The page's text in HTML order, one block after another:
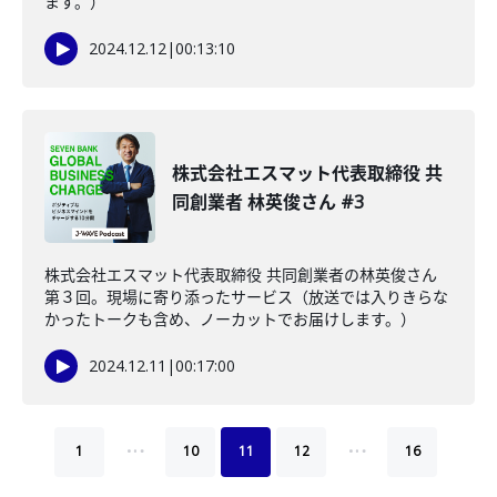
2024.12.12|00:13:10
株式会社エスマット代表取締役 共
同創業者 林英俊さん #3
株式会社エスマット代表取締役 共同創業者の林英俊さん
第３回。現場に寄り添ったサービス（放送では入りきらな
かったトークも含め、ノーカットでお届けします。）
2024.12.11 |00:17:00
1 … 10 11 12 … 16